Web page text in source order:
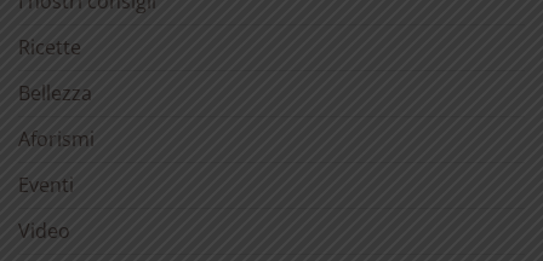
Ricette
Bellezza
Aforismi
Eventi
Video